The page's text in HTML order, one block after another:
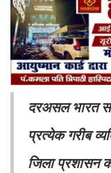
दरअसल भारत
प्रत्येक गरीब
जिला प्रशासन